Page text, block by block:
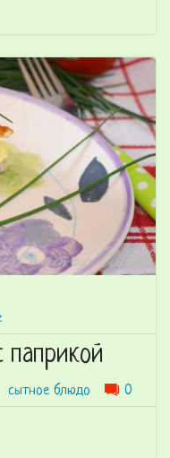
паприкой
сытное блюдо 0